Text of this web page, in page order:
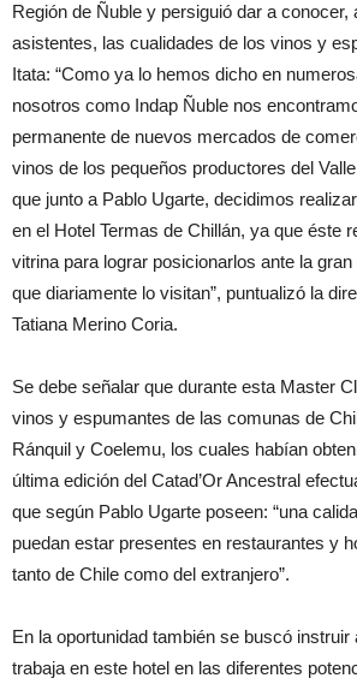
Región de Ñuble y persiguió dar a conocer,
asistentes, las cualidades de los vinos y
Itata: “Como ya lo hemos dicho en
nosotros como Indap Ñuble nos
permanente de nuevos mercados de
vinos de los pequeños productores del
que junto a Pablo Ugarte, decidimos
en el Hotel Termas de Chillán, ya que éste
vitrina para lograr posicionarlos ante la
que diariamente lo visitan”, puntualizó la
Tatiana Merino Coria.
Se debe señalar que durante esta Master
vinos y espumantes de las comunas de
Ránquil y Coelemu, los cuales habían
última edición del Catad’Or Ancestral
que según Pablo Ugarte poseen: “una
puedan estar presentes en restaurantes y
tanto de Chile como del extranjero”.
En la oportunidad también se buscó instruir
trabaja en este hotel en las diferentes